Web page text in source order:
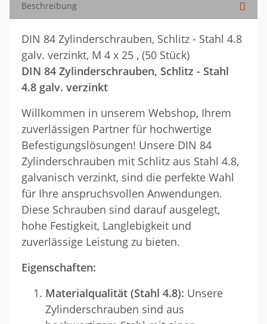
Beschreibung
DIN 84 Zylinderschrauben, Schlitz - Stahl 4.8
galv. verzinkt, M 4 x 25 , (50 Stück)
DIN 84 Zylinderschrauben, Schlitz - Stahl
4.8 galv. verzinkt
Willkommen in unserem Webshop, Ihrem
zuverlässigen Partner für hochwertige
Befestigungslösungen! Unsere DIN 84
Zylinderschrauben mit Schlitz aus Stahl 4.8,
galvanisch verzinkt, sind die perfekte Wahl
für Ihre anspruchsvollen Anwendungen.
Diese Schrauben sind darauf ausgelegt,
hohe Festigkeit, Langlebigkeit und
zuverlässige Leistung zu bieten.
Eigenschaften:
Materialqualität (Stahl 4.8): Unsere
Zylinderschrauben sind aus